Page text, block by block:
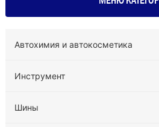
Автохимия и автокосметика
Инструмент
Шины